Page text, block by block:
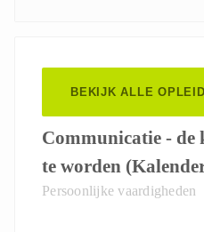
BEKIJK ALLE
Communicatie - de
te worden
Persoonlijke vaardigheden